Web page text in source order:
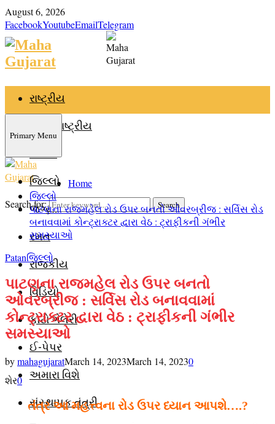
August 6, 2026
FacebookYoutubeEmailTelegram
રાષ્ટ્રીય
આંતરરાષ્ટ્રીય
જિલ્લો
જગ્યા
રમત
રાજકીય
વિડિયો
ફોટો ગેલેરી
ઈ-પેપર
અમારા વિશે
સંસ્થાપક તંત્રી
Primary Menu
Search for: Search
Home
જિલ્લો
પાટણના રાજમહેલ રોડ ઉપર બનતો ઓવરબ્રીજ : સર્વિસ રોડ
બનાવવામાં કોન્ટ્રાક્ટર દ્વારા વેઠ : ટ્રાફીકની ગંભીર
સમસ્યાઓ
Patanજિલ્લો
પાટણના રાજમહેલ રોડ ઉપર બનતો
ઓવરબ્રીજ : સર્વિસ રોડ બનાવવામાં
કોન્ટ્રાક્ટર દ્વારા વેઠ : ટ્રાફીકની ગંભીર
સમસ્યાઓ
bymahagujaratMarch 14, 2023March 14, 20230
શેર0
તંત્ર આ મહત્ત્વના રોડ ઉપર ધ્યાન આપશે….?